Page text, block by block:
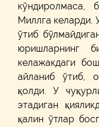
кўндиролмаса,
Миллга келарди.
ўтиб
юришларнинг
келажакдаги
айланиб ўтиб,
қолди. У
этадиган
қалин ўтлар